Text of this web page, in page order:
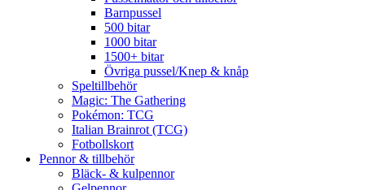
Barnpussel
500 bitar
1000 bitar
1500+ bitar
Övriga pussel/Knep & knåp
Speltillbehör
Magic: The Gathering
Pokémon: TCG
Italian Brainrot (TCG)
Fotbollskort
Pennor & tillbehör
Bläck- & kulpennor